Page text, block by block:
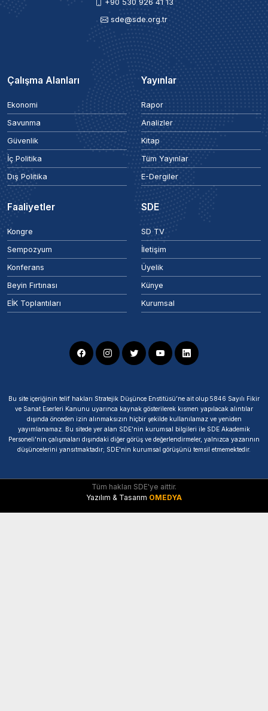
+90 530 926 41 13
sde@sde.org.tr
Çalışma Alanları
Ekonomi
Savunma
Güvenlik
İç Politika
Dış Politika
Yayınlar
Rapor
Analizler
Kitap
Tüm Yayınlar
E-Dergiler
Faaliyetler
Kongre
Sempozyum
Konferans
Beyin Fırtınası
EİK Toplantıları
SDE
SD TV
İletişim
Üyelik
Künye
Kurumsal
Bu site içeriğinin telif hakları Stratejik Düşünce Enstitüsü’ne ait olup 5846 Sayılı Fikir
ve Sanat Eserleri Kanunu uyarınca kaynak gösterilerek kısmen yapılacak alıntılar
dışında önceden izin alınmaksızın hiçbir şekilde kullanılamaz ve yeniden
yayımlanamaz. Bu sitede yer alan SDE'nin kurumsal bilgileri ile SDE Akademik
Personeli'nin çalışmaları dışındaki diğer görüş ve değerlendirmeler, yalnızca yazarının
düşüncelerini yansıtmaktadır; SDE'nin kurumsal görüşünü temsil etmemektedir.
Tüm hakları SDE'ye aittir.
Yazılım & Tasarım OMEDYA